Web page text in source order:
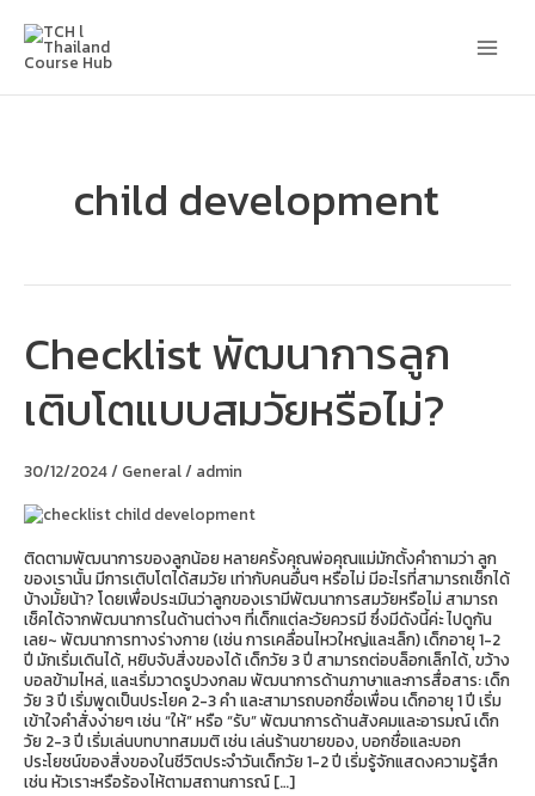
content
child development
Checklist พัฒนาการลูก
เติบโตแบบสมวัยหรือไม่?
30/12/2024/ General/ admin
ติดตามพัฒนาการของลูกน้อย หลายครั้งคุณพ่อคุณแม่มักตั้งคำถามว่า ลูก
ของเรานั้น มีการเติบโตได้สมวัย เท่ากับคนอื่นๆ หรือไม่ มีอะไรที่สามารถเช็กได้
บ้างมั้ยน้า? โดยเพื่อประเมินว่าลูกของเรามีพัฒนาการสมวัยหรือไม่ สามารถ
เช็คได้จากพัฒนาการในด้านต่างๆ ที่เด็กแต่ละวัยควรมี ซึ่งมีดังนี้ค่ะ ไปดูกัน
เลย~ พัฒนาการทางร่างกาย (เช่น การเคลื่อนไหวใหญ่และเล็ก) เด็กอายุ 1-2
ปี มักเริ่มเดินได้, หยิบจับสิ่งของได้ เด็กวัย 3 ปี สามารถต่อบล็อกเล็กได้, ขว้าง
บอลข้ามไหล่, และเริ่มวาดรูปวงกลม พัฒนาการด้านภาษาและการสื่อสาร: เด็ก
วัย 3 ปี เริ่มพูดเป็นประโยค 2-3 คำ และสามารถบอกชื่อเพื่อน เด็กอายุ 1 ปี เริ่ม
เข้าใจคำสั่งง่ายๆ เช่น “ให้” หรือ “รับ” พัฒนาการด้านสังคมและอารมณ์ เด็ก
วัย 2-3 ปี เริ่มเล่นบทบาทสมมติ เช่น เล่นร้านขายของ, บอกชื่อและบอก
ประโยชน์ของสิ่งของในชีวิตประจำวันเด็กวัย 1-2 ปี เริ่มรู้จักแสดงความรู้สึก
เช่น หัวเราะหรือร้องไห้ตามสถานการณ์ […]
Checklist
พัฒนาการ
ลูก
เติบโต
แบบ
ไม่?